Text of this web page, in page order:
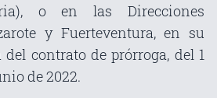
o en las Direcciones
y Fuerteventura, en su
contrato de prórroga, del 1
de 2022.